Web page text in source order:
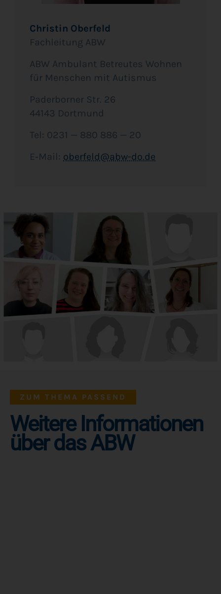
Chris­tin Ober­feld
Fach­lei­tung ABW
ABW Ambu­lant Betreu­tes Woh­nen
für Men­schen mit Autismus
Pader­bor­ner Str. 26
44143 Dortmund
Tel: 0231 — 880 886 — 20
E‑Mail: oberfeld@abw-do.de
ZUM THEMA PASSEND
Weitere Informationen
über das ABW